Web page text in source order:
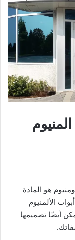
هو المادة
الألمنيوم
أيضًا تصميمها